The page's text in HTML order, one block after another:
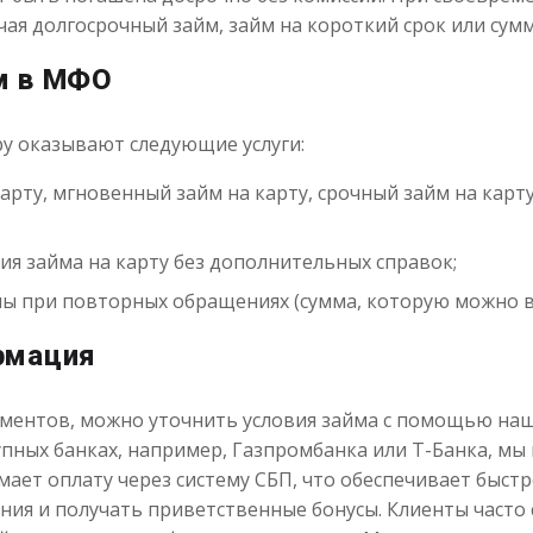
долгосрочный займ, займ на короткий срок или
в МФО
оказывают следующие услуги:
мгновенный займ на карту, срочный займ на
займа на карту без дополнительных справок;
при повторных обращениях (сумма, которую можно
можно уточнить условия займа с помощью
банках, например, Газпромбанка или Т-Банка,
оплату через систему СБП, что обеспечивает
и получать приветственные бонусы. Клиенты